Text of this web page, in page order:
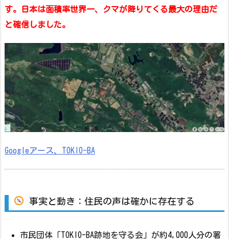
す。日本は面積率世界一、クマが降りてくる最大の理由だ
と確信しました。
Googleアース、TOKIO-BA
事実と動き：住民の声は確かに存在する
市民団体「TOKIO-BA跡地を守る会」が約4,000人分の署